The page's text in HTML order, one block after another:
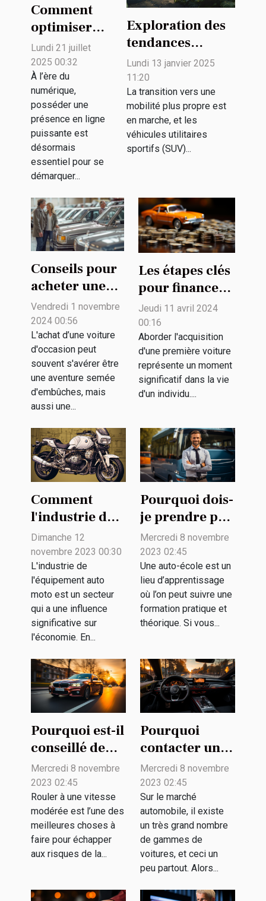
Comment
optimiser
votre
présence en
ligne grâce à
des solutions
publicitaires
innovantes ?
Lundi 21 juillet
2025 00:32
À l’ère du
numérique,
posséder une
présence en ligne
puissante est
désormais
essentiel pour se
démarquer...
Exploration des
tendances
futures des SUV
électriques et
leur impact
environnemental
Lundi 13 janvier 2025
11:20
La transition vers une
mobilité plus propre est
en marche, et les
véhicules utilitaires
sportifs (SUV)...
Conseils pour
acheter une
voiture
d'occasion en
toute sécurité
Vendredi 1 novembre
2024 00:56
L'achat d’une voiture
d'occasion peut
souvent s'avérer être
une aventure semée
d'embûches, mais
aussi une...
Les étapes clés
pour financer
intelligemment
votre première
voiture
Jeudi 11 avril 2024
00:16
Aborder l'acquisition
d'une première voiture
représente un moment
significatif dans la vie
d'un individu....
Comment
l'industrie de
l'équipement
auto moto
contribue à
l'économie
Dimanche 12
novembre 2023 00:30
L'industrie de
l'équipement auto
moto est un secteur
qui a une influence
significative sur
l'économie. En...
Pourquoi dois-
je prendre par
une auto-
école ?
Mercredi 8 novembre
2023 02:45
Une auto-école est un
lieu d’apprentissage
où l’on peut suivre une
formation pratique et
théorique. Si vous...
Pourquoi est-il
conseillé de
rouler à une
vitesse
modérée ?
Mercredi 8 novembre
2023 02:45
Rouler à une vitesse
modérée est l’une des
meilleures choses à
faire pour échapper
aux risques de la...
Pourquoi
contacter un
simulateur en
ligne pour un
achat de
véhicule ?
Mercredi 8 novembre
2023 02:45
Sur le marché
automobile, il existe
un très grand nombre
de gammes de
voitures, et ceci un
peu partout. Alors...